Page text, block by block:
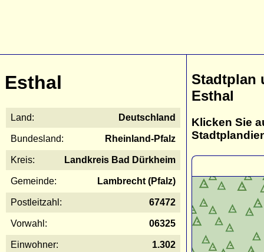
Esthal
Land: Deutschland
Bundesland: Rheinland-Pfalz
Kreis: Landkreis Bad Dürkheim
Gemeinde: Lambrecht (Pfalz)
Postleitzahl: 67472
Vorwahl: 06325
Einwohner: 1.302
Stadtplan
Esthal
Klicken Sie